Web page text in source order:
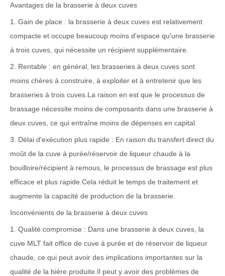
Avantages de la brasserie à deux cuves
1. Gain de place : la brasserie à deux cuves est relativement
compacte et occupe beaucoup moins d'espace qu'une brasserie
à trois cuves, qui nécessite un récipient supplémentaire.
2. Rentable : en général, les brasseries à deux cuves sont
moins chères à construire, à exploiter et à entretenir que les
brasseries à trois cuves.La raison en est que le processus de
brassage nécessite moins de composants dans une brasserie à
deux cuves, ce qui entraîne moins de dépenses en capital.
3. Délai d'exécution plus rapide : En raison du transfert direct du
moût de la cuve à purée/réservoir de liqueur chaude à la
bouilloire/récipient à remous, le processus de brassage est plus
efficace et plus rapide.Cela réduit le temps de traitement et
augmente la capacité de production de la brasserie.
Inconvénients de la brasserie à deux cuves
1. Qualité compromise : Dans une brasserie à deux cuves, la
cuve MLT fait office de cuve à purée et de réservoir de liqueur
chaude, ce qui peut avoir des implications importantes sur la
qualité de la bière produite.Il peut y avoir des problèmes de